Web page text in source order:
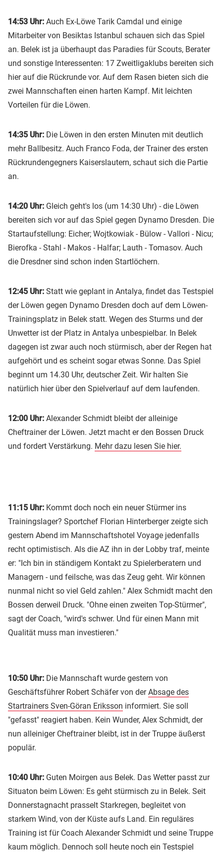
14:53 Uhr: Auch Ex-Löwe Tarik Camdal und einige
Mitarbeiter von Besiktas Istanbul schauen sich das Spiel
an. Belek ist ja überhaupt das Paradies für Scouts, Berater
und sonstige Interessenten: 17 Zweitligaklubs bereiten sich
hier auf die Rückrunde vor. Auf dem Rasen bieten sich die
zwei Mannschaften einen harten Kampf. Mit leichten
Vorteilen für die Löwen.
14:35 Uhr: Die Löwen in den ersten Minuten mit deutlich
mehr Ballbesitz. Auch Franco Foda, der Trainer des ersten
Rückrundengegners Kaiserslautern, schaut sich die Partie
an.
14:20 Uhr: Gleich geht's los (um 14:30 Uhr) - die Löwen
bereiten sich vor auf das Spiel gegen Dynamo Dresden. Die
Startaufstellung: Eicher; Wojtkowiak - Bülow - Vallori - Nicu;
Bierofka - Stahl - Makos - Halfar; Lauth - Tomasov. Auch
die Dresdner sind schon inden Startlöchern.
12:45 Uhr: Statt wie geplant in Antalya, findet das Testspiel
der Löwen gegen Dynamo Dresden doch auf dem Löwen-
Trainingsplatz in Belek statt. Wegen des Sturms und der
Unwetter ist der Platz in Antalya unbespielbar. In Belek
dagegen ist zwar auch noch stürmisch, aber der Regen hat
aufgehört und es scheint sogar etwas Sonne. Das Spiel
beginnt um 14.30 Uhr, deutscher Zeit. Wir halten Sie
natürlich hier über den Spielverlauf auf dem laufenden.
12:00 Uhr: Alexander Schmidt bleibt der alleinige
Cheftrainer der Löwen. Jetzt macht er den Bossen Druck
und fordert Verstärkung. Mehr dazu lesen Sie hier.
11:15 Uhr: Kommt doch noch ein neuer Stürmer ins
Trainingslager? Sportchef Florian Hinterberger zeigte sich
gestern Abend im Mannschaftshotel Voyage jedenfalls
recht optimistisch. Als die AZ ihn in der Lobby traf, meinte
er: "Ich bin in ständigem Kontakt zu Spielerberatern und
Managern - und feilsche, was das Zeug geht. Wir können
nunmal nicht so viel Geld zahlen." Alex Schmidt macht den
Bossen derweil Druck. "Ohne einen zweiten Top-Stürmer",
sagt der Coach, "wird's schwer. Und für einen Mann mit
Qualität muss man investieren."
10:50 Uhr: Die Mannschaft wurde gestern von
Geschäftsführer Robert Schäfer von derAbsage des
Startrainers Sven-Göran Eriksson informiert. Sie soll
"gefasst" reagiert haben. Kein Wunder, Alex Schmidt, der
nun alleiniger Cheftrainer bleibt, ist in der Truppe äußerst
populär.
10:40 Uhr: Guten Moirgen aus Belek. Das Wetter passt zur
Situaton beim Löwen: Es geht stürmisch zu in Belek. Seit
Donnerstagnacht prasselt Starkregen, begleitet von
starkem Wind, von der Küste aufs Land. Ein reguläres
Training ist für Coach Alexander Schmidt und seine Truppe
kaum möglich. Dennoch soll heute noch ein Testspiel